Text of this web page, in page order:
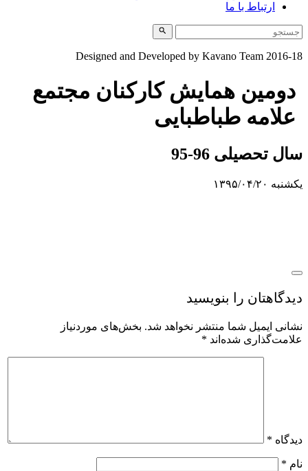
ارتباط با ما
Designed and Developed by Kavano Team 2016-
دومین همایش کارکنان مجتمع
علامه طباطبایی
تحصیلی 96-95
۱۳۹۵/۰۴/۲۰
را بنویسید
ایمیل شما منتشر نخواهد شد. بخش‌های موردنیاز
شده‌اند*
*
*